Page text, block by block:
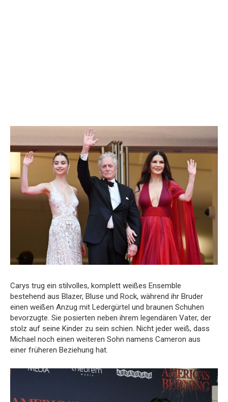
Carys trug ein stilvolles, komplett weißes Ensemble
bestehend aus Blazer, Bluse und Rock, während ihr Bruder
einen weißen Anzug mit Ledergürtel und braunen Schuhen
bevorzugte. Sie posierten neben ihrem legendären Vater, der
stolz auf seine Kinder zu sein schien. Nicht jeder weiß, dass
Michael noch einen weiteren Sohn namens Cameron aus
einer früheren Beziehung hat.